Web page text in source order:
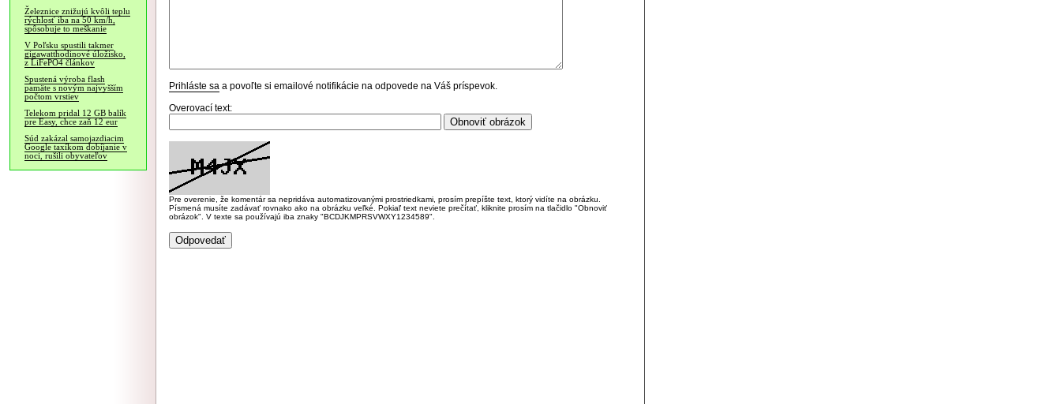
Železnice znižujú kvôli teplu
rýchlosť iba na 50 km/h,
spôsobuje to meškanie
V Poľsku spustili takmer
gigawatthodinové úložisko,
z LiFePO4 článkov
Spustená výroba flash
pamäte s novým najvyšším
počtom vrstiev
Telekom pridal 12 GB balík
pre Easy, chce zaň 12 eur
Súd zakázal samojazdiacim
Google taxíkom dobíjanie v
noci, rušili obyvateľov
Prihláste sa a povoľte si emailové notifikácie na odpovede na Váš príspevok.
Overovací text:
Pre overenie, že komentár sa nepridáva automatizovanými prostriedkami, prosím prepíšte text, ktorý vidíte na obrázku.
Písmená musíte zadávať rovnako ako na obrázku veľké. Pokiaľ text neviete prečítať, kliknite prosím na tlačidlo "Obnoviť
obrázok". V texte sa používajú iba znaky "BCDJKMPRSVWXY1234589".